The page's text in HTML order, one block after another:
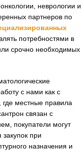
неврологии и
партнеров по
потребностями в
срочно необходимых
с нами как с
, где местные правила
связан с
покупатели могут
при
назначения и